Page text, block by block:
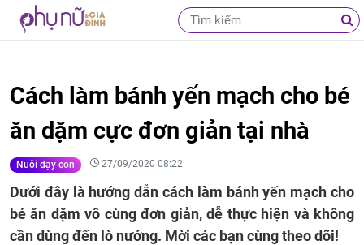
Cách làm bánh yến mạch cho bé
ăn dặm cực đơn giản tại nhà
Nuôi dạy con 27/09/2020 08:22
Dưới đây là hướng dẫn cách làm bánh yến mạch cho
bé ăn dặm vô cùng đơn giản, dễ thực hiện và không
cần dùng đến lò nướng. Mời các bạn cùng theo dõi!